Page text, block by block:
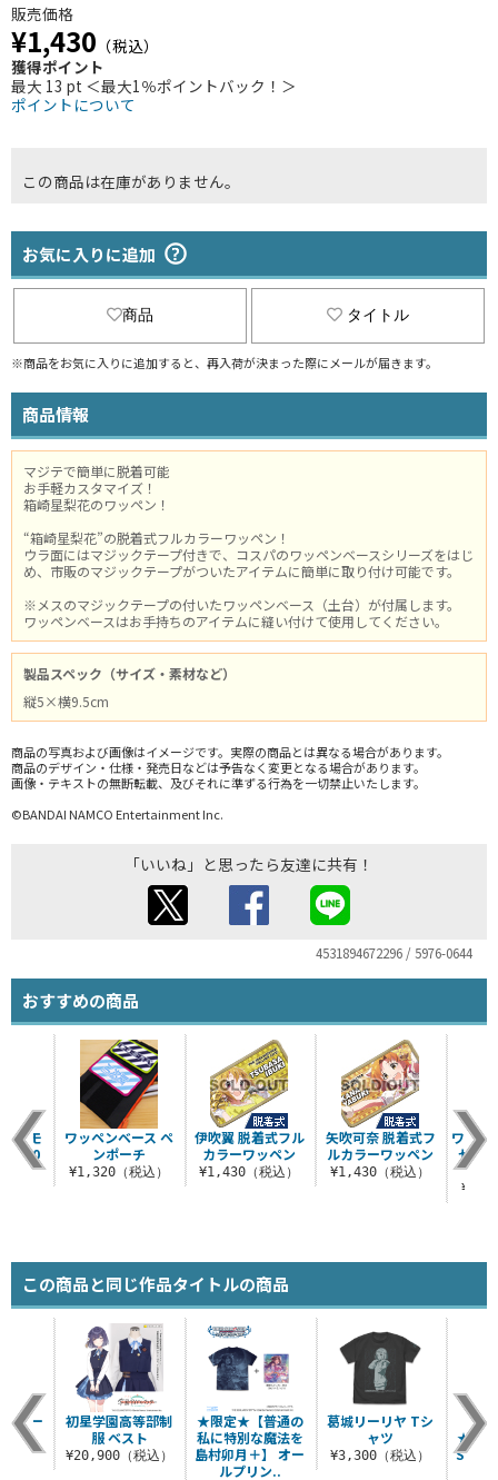
販売価格
¥1,430 （税込）
獲得ポイント
最大 13 pt ＜最大1％ポイントバック！＞
ポイントについて
この商品は在庫がありません。
お気に入りに追加
商品 タイトル
※商品をお気に入りに追加すると、再入荷が決まった際にメールが届きます。
商品情報
マジテで簡単に脱着可能
お手軽カスタマイズ！
箱崎星梨花のワッペン！
“箱崎星梨花”の脱着式フルカラーワッペン！
ウラ面にはマジックテープ付きで、コスパのワッペンベースシリーズをはじ
め、市販のマジックテープがついたアイテムに簡単に取り付け可能です。
※メスのマジックテープの付いたワッペンベース（土台）が付属します。
ワッペンベースはお手持ちのアイテムに縫い付けて使用してください。
製品スペック（サイズ・素材など）
縦5×横9.5cm
商品の写真および画像はイメージです。実際の商品とは異なる場合があります。
商品のデザイン・仕様・発売日などは予告なく変更となる場合があります。
画像・テキストの無断転載、及びそれに準ずる行為を一切禁止いたします。
©BANDAI NAMCO Entertainment Inc.
「いいね」と思ったら友達に共有！
4531894672296 / 5976-0644
おすすめの商品
伊吹翼 脱着式フル
カラーワッペン
¥1,430（税込）
矢吹可奈 脱着式フ
ルカラーワッペン
¥1,430（税込）
ワッペ
セン
ス モ
チ140
込）
ワッペンベース ペ
ンポーチ
¥1,320（税込）
この商品と同じ作品タイトルの商品
★限定★【普通の
私に特別な魔法を
島村卯月＋】 オー
ルプリン..
葛城リーリヤ Tシ
ャツ
¥3,300（税込）
★
★【「
リー
ダー
込）
初星学園高等部制
服 ベスト
¥20,900（税込）